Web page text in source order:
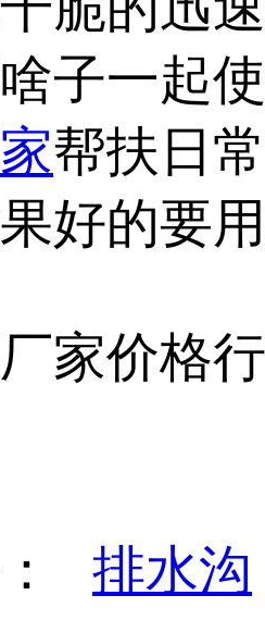
子一起
帮扶日
好的要
家价格
排水沟